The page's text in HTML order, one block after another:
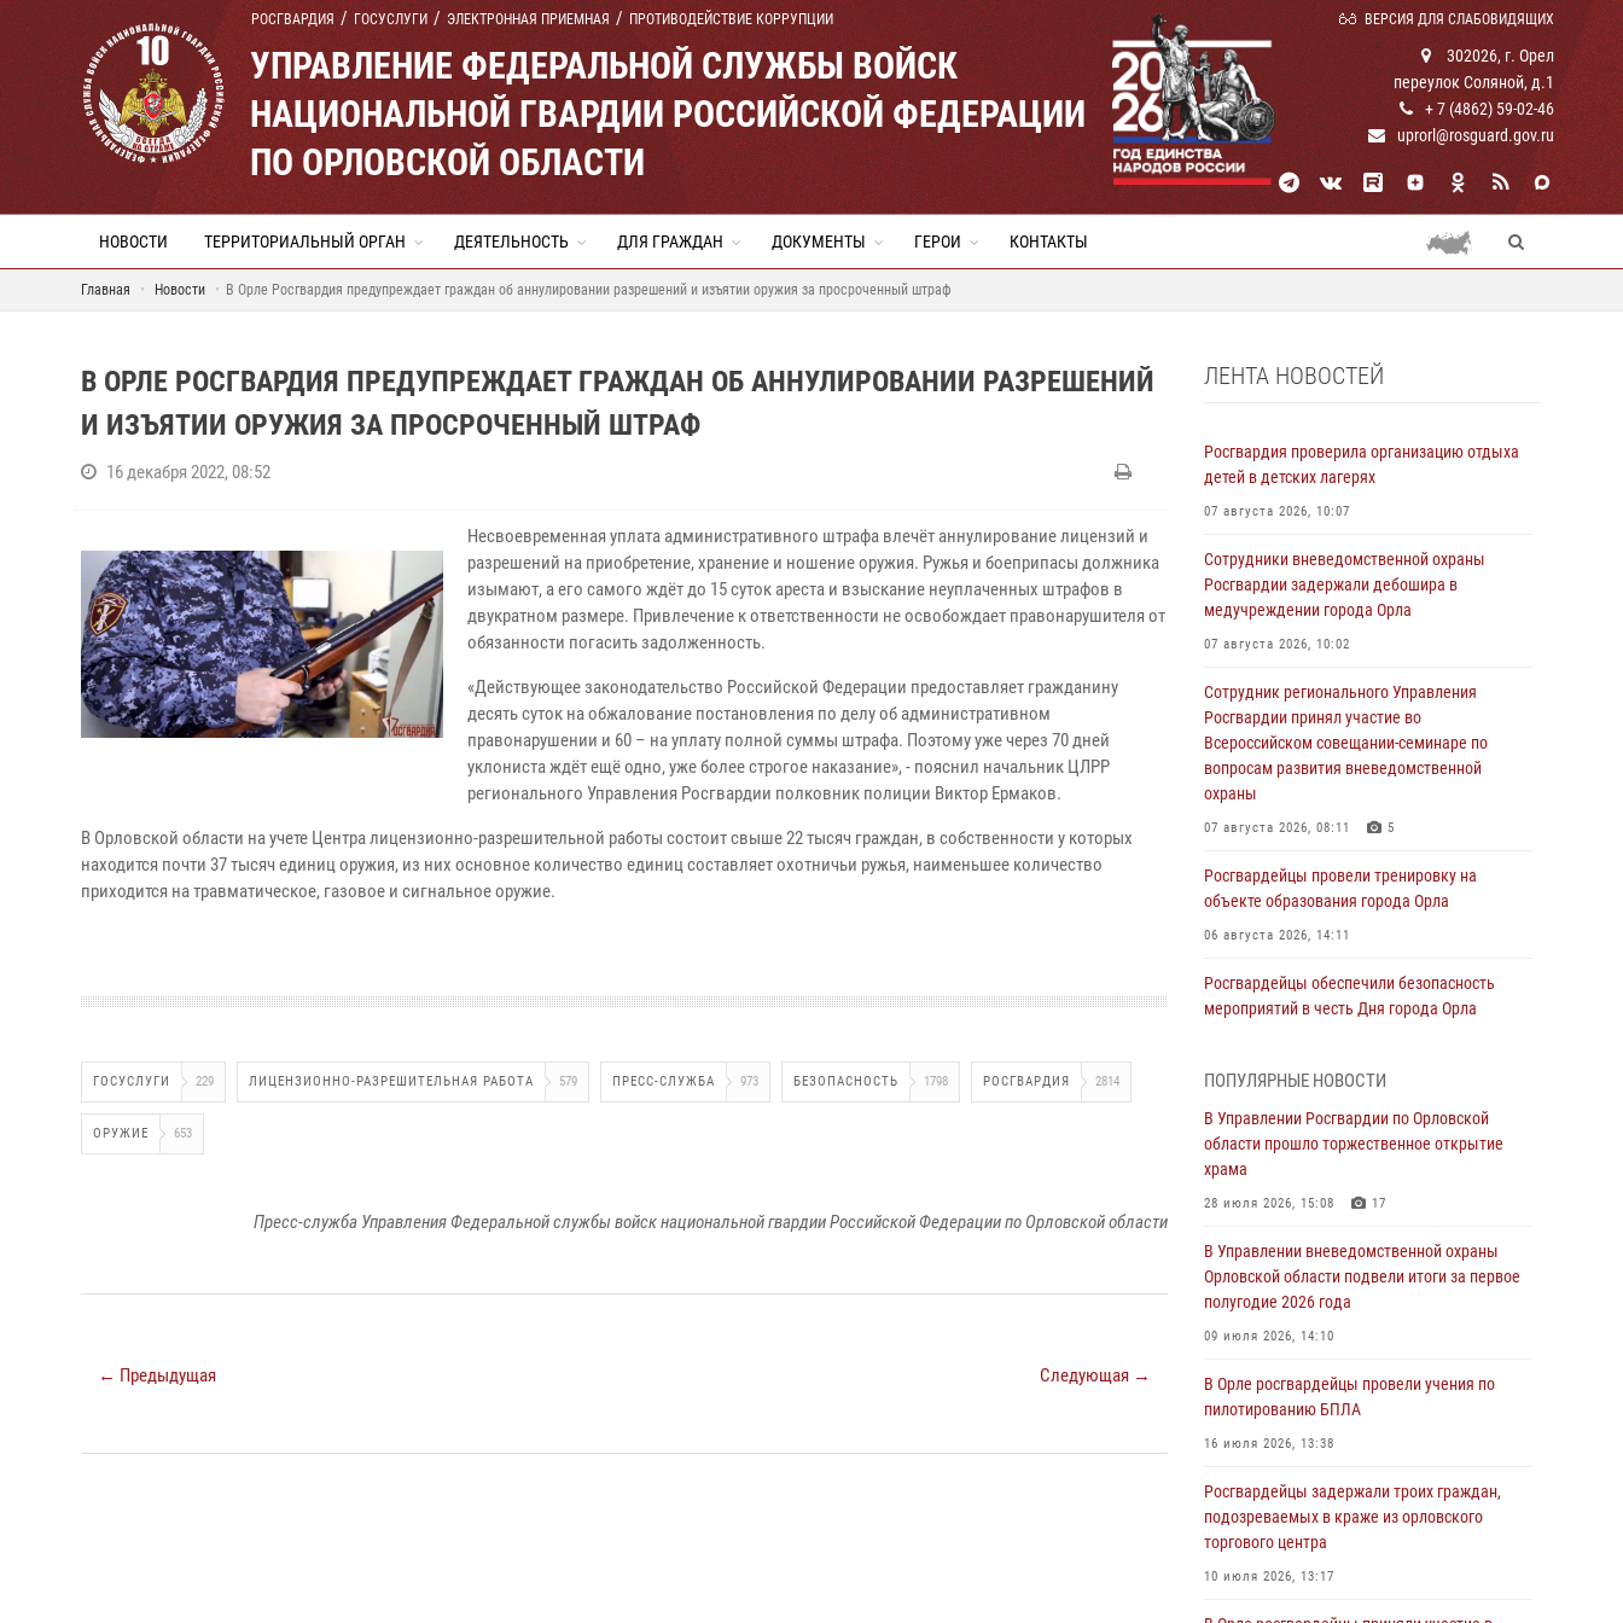
РОСГВАРДИЯ ГОСУСЛУГИ ЭЛЕКТРОННАЯ ПРИЕМНАЯ ПРОТИВОДЕЙСТВИЕ КОРРУПЦИИ ВЕРСИЯ ДЛЯ СЛАБОВИДЯЩИХ
УПРАВЛЕНИЕ ФЕДЕРАЛЬНОЙ СЛУЖБЫ ВОЙСК
НАЦИОНАЛЬНОЙ ГВАРДИИ РОССИЙСКОЙ ФЕДЕРАЦИИ
ПО ОРЛОВСКОЙ ОБЛАСТИ
302026, г. Орел
переулок Соляной, д.1
+ 7 (4862) 59-02-46
uprorl@rosguard.gov.ru
НОВОСТИ ТЕРРИТОРИАЛЬНЫЙ ОРГАН ДЕЯТЕЛЬНОСТЬ ДЛЯ ГРАЖДАН ДОКУМЕНТЫ ГЕРОИ КОНТАКТЫ
Главная Новости В Орле Росгвардия предупреждает граждан об аннулировании разрешений и изъятии оружия за просроченный штраф
В ОРЛЕ РОСГВАРДИЯ ПРЕДУПРЕЖДАЕТ ГРАЖДАН ОБ АННУЛИРОВАНИИ РАЗРЕШЕНИЙ
И ИЗЪЯТИИ ОРУЖИЯ ЗА ПРОСРОЧЕННЫЙ ШТРАФ
16 декабря 2022, 08:52
Несвоевременная уплата административного штрафа влечёт аннулирование лицензий и
разрешений на приобретение, хранение и ношение оружия. Ружья и боеприпасы должника
изымают, а его самого ждёт до 15 суток ареста и взыскание неуплаченных штрафов в
двукратном размере. Привлечение к ответственности не освобождает правонарушителя от
обязанности погасить задолженность.
«Действующее законодательство Российской Федерации предоставляет гражданину
десять суток на обжалование постановления по делу об административном
правонарушении и 60 – на уплату полной суммы штрафа. Поэтому уже через 70 дней
уклониста ждёт ещё одно, уже более строгое наказание», - пояснил начальник ЦЛРР
регионального Управления Росгвардии полковник полиции Виктор Ермаков.
В Орловской области на учете Центра лицензионно-разрешительной работы состоит свыше 22 тысяч граждан, в собственности у которых
находится почти 37 тысяч единиц оружия, из них основное количество единиц составляет охотничьи ружья, наименьшее количество
приходится на травматическое, газовое и сигнальное оружие.
ГОСУСЛУГИ 229 ЛИЦЕНЗИОННО-РАЗРЕШИТЕЛЬНАЯ РАБОТА 579 ПРЕСС-СЛУЖБА 973 БЕЗОПАСНОСТЬ 1798 РОСГВАРДИЯ 2814
ОРУЖИЕ 653
Пресс-служба Управления Федеральной службы войск национальной гвардии Российской Федерации по Орловской области
← Предыдущая Следующая →
ЛЕНТА НОВОСТЕЙ
Росгвардия проверила организацию отдыха
детей в детских лагерях
07 августа 2026, 10:07
Сотрудники вневедомственной охраны
Росгвардии задержали дебошира в
медучреждении города Орла
07 августа 2026, 10:02
Сотрудник регионального Управления
Росгвардии принял участие во
Всероссийском совещании-семинаре по
вопросам развития вневедомственной
охраны
07 августа 2026, 08:11 5
Росгвардейцы провели тренировку на
объекте образования города Орла
06 августа 2026, 14:11
Росгвардейцы обеспечили безопасность
мероприятий в честь Дня города Орла
Начальник регионального Управления
Росгвардии принял участие в митинге в честь
дня освобождения города Орла
05 августа 2026, 13:16
результатах работы за первое полугодие
05 августа 2026, 13:12
За месяц росгвардейцы задержали 15 лиц,
противоправных действий
04 августа 2026, 14:21
росгвардейцев
04 августа 2026, 14:06 2
За месяц росгвардейцы приняли от граждан
ПОПУЛЯРНЫЕ НОВОСТИ
В Управлении Росгвардии по Орловской
области прошло торжественное открытие
храма
28 июля 2026, 15:08 17
В Управлении вневедомственной охраны
Орловской области подвели итоги за первое
полугодие 2026 года
09 июля 2026, 14:10
В Орле росгвардейцы провели учения по
пилотированию БПЛА
16 июля 2026, 13:38
Росгвардейцы задержали троих граждан,
подозреваемых в краже из орловского
торгового центра
10 июля 2026, 13:17